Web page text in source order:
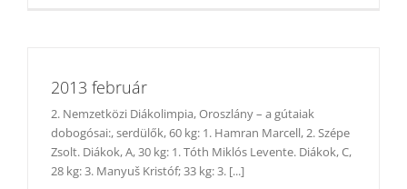
2013 február
2. Nemzetközi Diákolimpia, Oroszlány – a gútaiak
dobogósai:, serdülők, 60 kg: 1. Hamran Marcell, 2. Szépe
Zsolt. Diákok, A, 30 kg: 1. Tóth Miklós Levente. Diákok, C,
28 kg: 3. Manyuš Kristóf; 33 kg: 3. [...]